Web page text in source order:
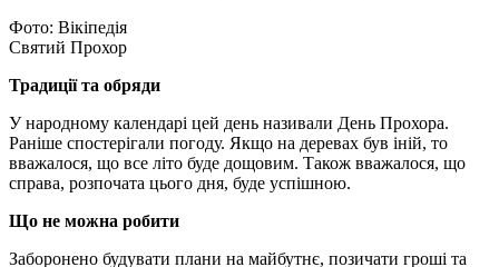
Фото: Вікіпедія
Святий Прохор
Традиції та обряди
У народному календарі цей день називали День Прохора.
Раніше спостерігали погоду. Якщо на деревах був іній, то
вважалося, що все літо буде дощовим. Також вважалося, що
справа, розпочата цього дня, буде успішною.
Що не можна робити
Заборонено будувати плани на майбутнє, позичати гроші та